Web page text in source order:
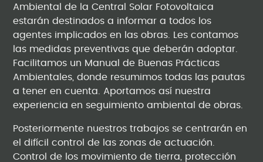
Ambiental de la Central Solar Fotovoltaica
estarán destinados a informar a todos los
agentes implicados en las obras. Les contamos
las medidas preventivas que deberán adoptar.
Facilitamos un Manual de Buenas Prácticas
Ambientales, donde resumimos todas las pautas
a tener en cuenta. Aportamos así nuestra
experiencia en seguimiento ambiental de obras.
Posteriormente nuestros trabajos se centrarán en
el difícil control de las zonas de actuación.
Control de los movimiento de tierra, protección